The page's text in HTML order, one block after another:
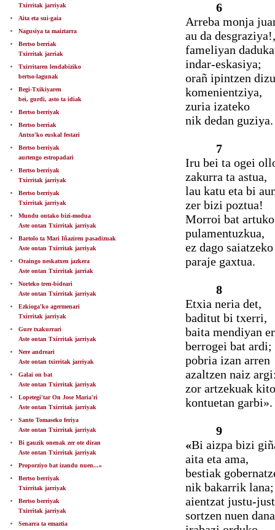
Txirritak jarriyak
Aita eta sui-gaia
Nagusiya ta maiztarra
Bertso berriak
Txirritak jarriak
Txirritaren lendabiziko
bertso-lagunak
Begi-Txikiyaren
bei, gurdi, asto ta idiak
Bertso berriyak
Bertso berriak
Antxo'ko euskal festari
Bertso berriyak
aurtengo estropadari
Bertso berriyak
Txirritak jarriyak
Bertso berriyak
Txirritak jarriyak
Mundu ontako bizi-modua
Aste ontan Txirritak jarriyak
Bartolo ta Mari Iñaziren pasadizuak
Aste ontan Txirritak jarriyak
Oraingo neskatxen jazkera
Aste ontan Txirritak jarriak
Norteko tren-bideari
Aste ontan Txirritak jarriyak
Ezkioga'ko agermenari
Txirritak jarriyak
Gure txakurrari
Aste ontan Txirritak jarriyak
Nere andreari
Aste ontan txirritak jarriyak
Galai on bat
Aste ontan Txirritak jarriyak
Lopetegi'tar On Jose Maria'ri
Aste ontan Txirritak jarriyak
Santo Tomaseko feriya
Aste ontan Txirritak jarriyak
Bi gauzik onenak zer ote diran
Aste ontan Txirritak jarriyak
Proporziyo bat izandu nuen...»
Bertso berriyak
Txirritak jarriyak
Bertso berriyak
Txirritak jarriyak
Senarra ta emaztia
6
Arreba monja
au da desgraziya!,
fameliyan
indar-eskasiya;
orañ ipintzen
komenientziya,
zuria izateko
nik dedan guziya.
7
Iru bei ta ogei
zakurra ta astua,
lau katu eta bi
zer bizi poztua!
Morroi bat
pulamentuzkua,
ez dago saiatzeko
paraje gaxtua.
8
Etxia neria det,
baditut bi txerri,
baita mendiyan
berrogei bat ardi;
pobria izan arren
azaltzen naiz
zor artzekuak
kontuetan garbi».
9
«Bi aizpa bizi
aita eta ama,
bestiak
nik bakarrik lana;
aientzat justu-
sortzen nuen